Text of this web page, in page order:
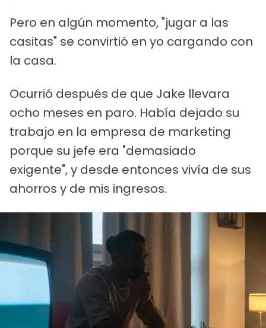
Pero en algún momento, "jugar a las
casitas" se convirtió en yo cargando con
la casa.
Ocurrió después de que Jake llevara
ocho meses en paro. Había dejado su
trabajo en la empresa de marketing
porque su jefe era "demasiado
exigente", y desde entonces vivía de sus
ahorros y de mis ingresos.